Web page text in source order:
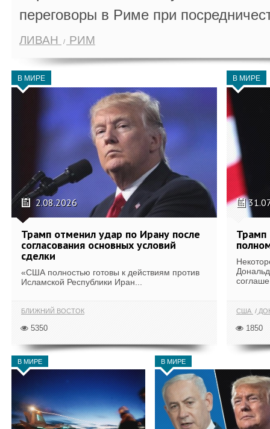
переговоры в Риме при
ЛИВАН РИМ
В МИРЕ
2.08.2026
Трамп отменил удар по Ирану после
согласования основных условий
сделки
«США полностью готовы к действиям против
Исламской Республики Иран...
БЛИЖНИЙ ВОСТОК
5350
В МИРЕ
Трамп
США
1850
В МИРЕ В МИРЕ